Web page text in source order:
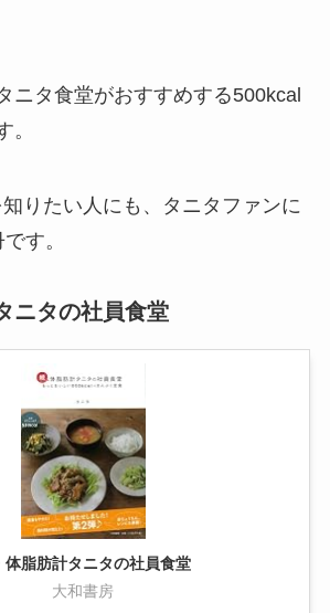
ニタ食堂がおすすめする500kcal
。
りたい人にも、タニタファンに
す。
ニタの社員食堂
体脂肪計タニタの社員食堂
大和書房